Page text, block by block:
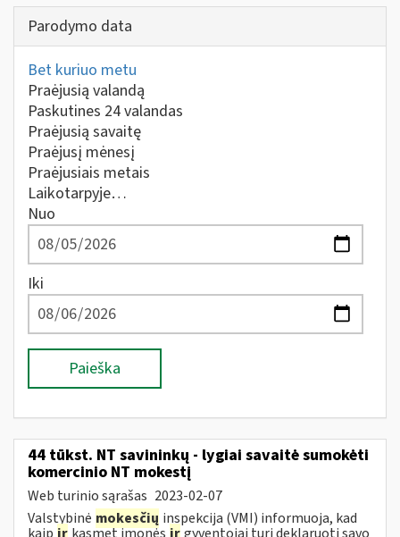
Parodymo data
Bet kuriuo metu
Praėjusią valandą
Paskutines 24 valandas
Praėjusią savaitę
Praėjusį mėnesį
Praėjusiais metais
Laikotarpyje…
Nuo
Iki
Paieška
44 tūkst. NT savininkų - lygiai savaitė sumokėti
komercinio NT mokestį
Web turinio sąrašas 2023-02-07
Valstybinė mokesčių inspekcija (VMI) informuoja, kad
kaip ir kasmet įmonės irgyventojai turi deklaruoti savo